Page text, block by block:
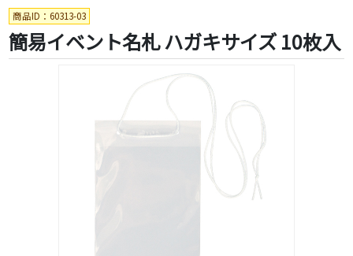
商品ID：60313-03
簡易イベント名札 ハガキサイズ 10枚入